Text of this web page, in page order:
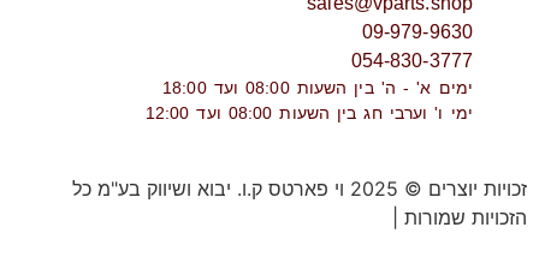
09-979-9630
054-830-3777
ימים א' - ה' בין השעות 08:00 ועד 18:00
ימי ו' וערבי חג בין השעות 08:00 ועד 12:00
זכויות יוצרים © 2025 וי פארטס ק.ו. יבוא ושיווק בע"מ כל
הזכויות שמורות |